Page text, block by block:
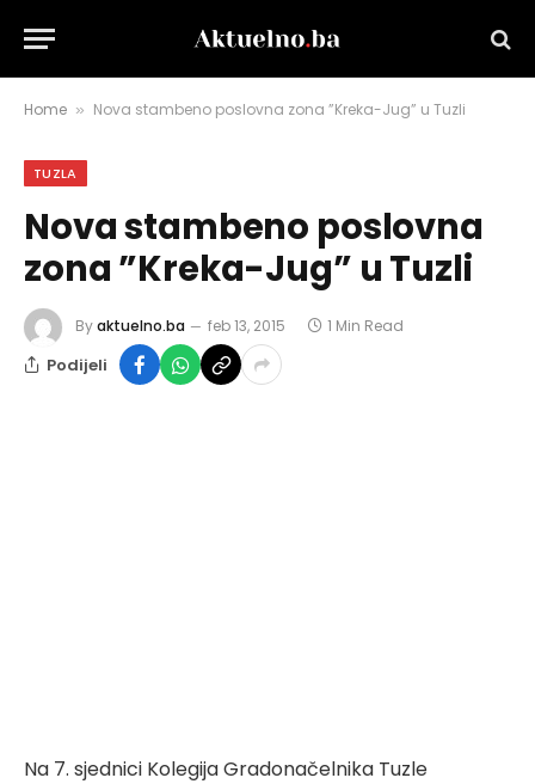
Home » Nova stambeno poslovna zona ”Kreka-Jug” u Tuzli
TUZLA
Nova stambeno poslovna
zona ”Kreka-Jug” u Tuzli
Byaktuelno.ba feb 13, 2015 1 Min Read
Podijeli
Na 7. sjednici Kolegija Gradonačelnika Tuzle